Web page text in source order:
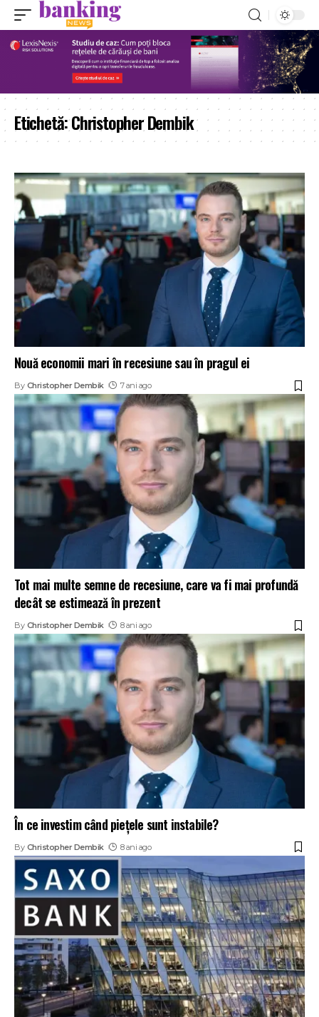
Etichetă:Christopher Dembik
Nouă economii mari în recesiune sau în pragul ei
By Christopher Dembik 7 ani ago
Tot mai multe semne de recesiune, care va fi mai profundă
decât se estimează în prezent
By Christopher Dembik 8 ani ago
În ce investim când piețele sunt instabile?
By Christopher Dembik 8 ani ago